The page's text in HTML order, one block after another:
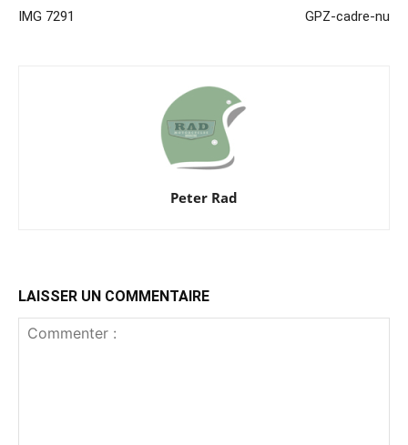
IMG 7291 GPZ-cadre-nu
Peter Rad
LAISSER UN COMMENTAIRE